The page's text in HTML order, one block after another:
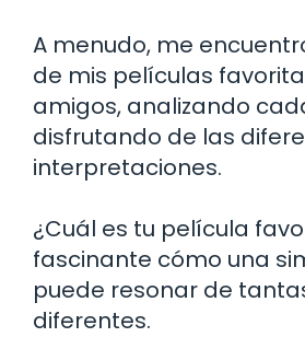
A menudo, me
de mis películas
amigos, analizando
disfrutando de las
interpretaciones.
¿Cuál es tu película
fascinante cómo una
puede resonar de
diferentes.